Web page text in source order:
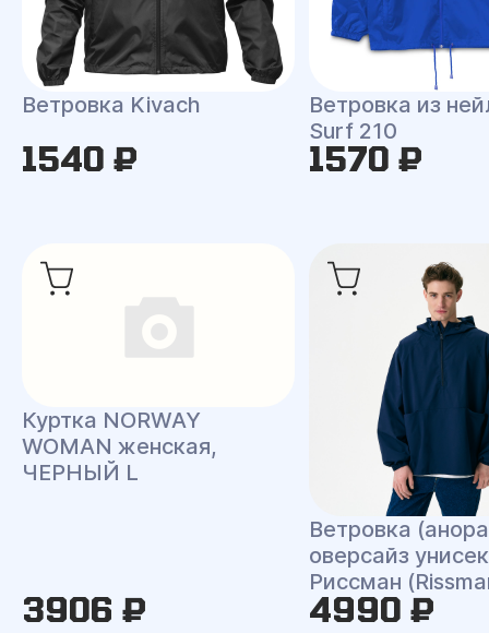
Ветровка Kivach
1540 ₽
Ветровка из
Surf 210
1570 ₽
Куртка NORWAY
WOMAN женская,
ЧЕРНЫЙ L
3906 ₽
Ветровка
оверсайз
Риссман
4990 ₽